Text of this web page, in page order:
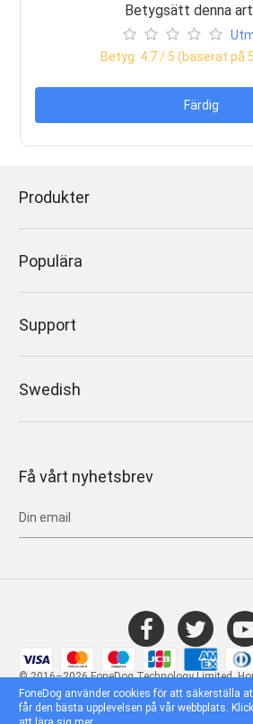
Betygsätt denna
Betyg: 4.7/ 5 (baserat på
Färdig
Produkter
Populära
Support
Swedish
Få vårt nyhetsbrev
© 2016–2026 FoneDog Technology Limited,
förbehållna.
FoneDog använder cookies för att säkerställa
får den bästa upplevelsen på vår webbplats. Klick